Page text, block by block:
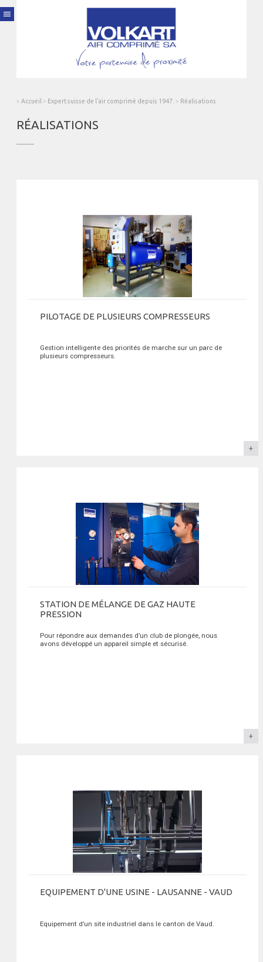
menu
> Accueil > Expert suisse de l’air comprimé depuis 1947. > Réalisations
RÉALISATIONS
PILOTAGE DE PLUSIEURS COMPRESSEURS
Gestion intelligente des priorités de marche sur un parc de
plusieurs compresseurs.
STATION DE MÉLANGE DE GAZ HAUTE
PRESSION
Pour répondre aux demandes d’un club de plongée, nous
avons développé un appareil simple et sécurisé.
EQUIPEMENT D'UNE USINE - LAUSANNE - VAUD
Equipement d’un site industriel dans le canton de Vaud.